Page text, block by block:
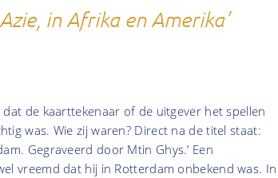
in Afrika en Amerika’
de kaarttekenaar of de uitgever het spellen
was. Wie zij waren? Direct na de titel staat:
Gegraveerd door Mtin Ghys.’ Een
vreemd dat hij in Rotterdam onbekend was. In